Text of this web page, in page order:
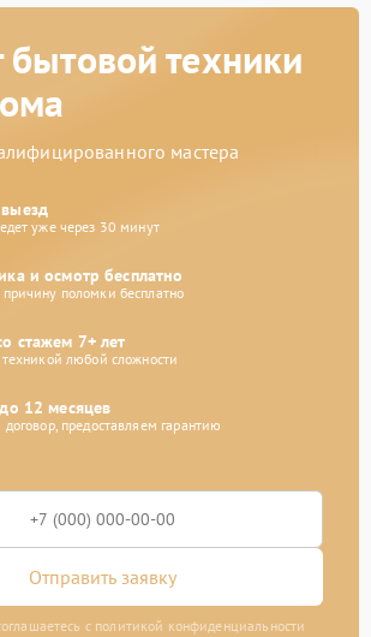
бытовой техники
мастера
уже через 30 минут
и осмотр бесплатно
поломки бесплатно
стажем 7+ лет
любой сложности
12 месяцев
предоставляем гарантию
Отправить заявку
с политикой конфиденциальности